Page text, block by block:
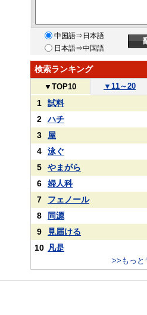
中国語⇒日本語
日本語⇒中国語
検索ランキング
▼ TOP10 ▼ 11～20
1
試料
2
ハチ
3
屋
4
泳ぐ
5
やまがら
6
婦人科
7
フェノール
8
同源
9
見届ける
10 凡是
>>もっと